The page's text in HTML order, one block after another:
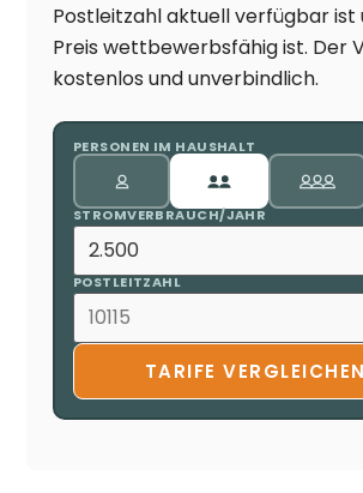
Postleitzahl aktuell verfügbar ist
Preis wettbewerbsfähig ist. Der
kostenlos und unverbindlich.
PERSONEN IM HAUSHALT
STROMVERBRAUCH/JAHR
POSTLEITZAHL
TARIFE